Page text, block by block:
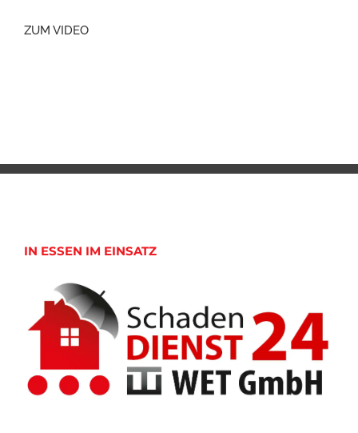
ZUM VIDEO
IN ESSEN IM EINSATZ